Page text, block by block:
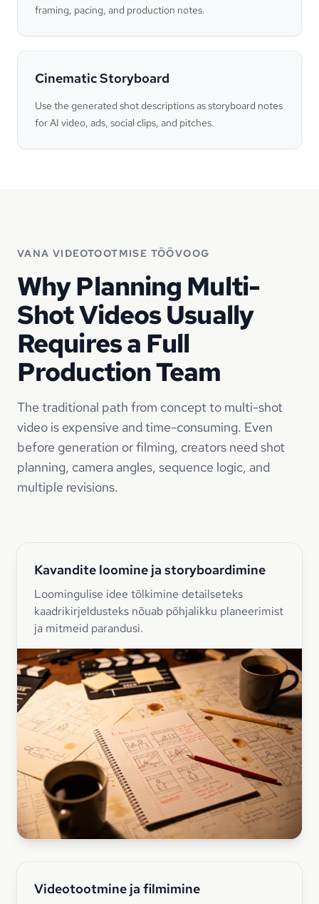
framing, pacing, and production notes.
Cinematic Storyboard
Use the generated shot descriptions as storyboard notes
for AI video, ads, social clips, and pitches.
VANA VIDEOTOOTMISE TÖÖVOOG
Why Planning Multi-
Shot Videos Usually
Requires a Full
Production Team
The traditional path from concept to multi-shot
video is expensive and time-consuming. Even
before generation or filming, creators need shot
planning, camera angles, sequence logic, and
multiple revisions.
Kavandite loomine ja storyboardimine
Loomingulise idee tõlkimine detailseteks
kaadrikirjeldusteks nõuab põhjalikku planeerimist
ja mitmeid parandusi.
Videotootmine ja filmimine